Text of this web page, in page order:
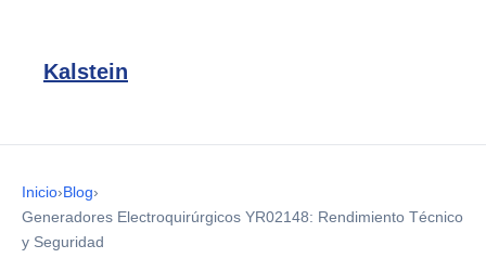
Kalstein
Inicio›Blog›
Generadores Electroquirúrgicos YR02148: Rendimiento Técnico
y Seguridad